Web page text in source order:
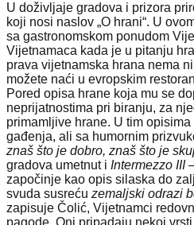
U doživljaje gradova i prizora
koji nosi naslov „O hrani“. U
sa gastronomskom ponudom
Vijetnamaca kada je u pitanju
prava vijetnamska hrana nema
možete naći u evropskim
Pored opisa hrane koja mu se
neprijatnostima pri biranju, za
primamljive hrane. U tim
gađenja, ali sa humornim
znaš što je dobro, znaš što je
gradova umetnut i Intermezzo III
započinje kao opis silaska do
svuda susreću zemaljski odrazi
zapisuje Čolić, Vijetnamci